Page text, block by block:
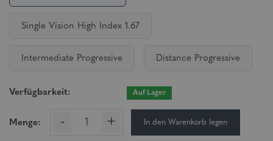
Single Vision High Index 1.67
Intermediate Progressive Distance Progressive
Verfügbarkeit: Auf Lager
Menge: - + In den Warenkorb legen